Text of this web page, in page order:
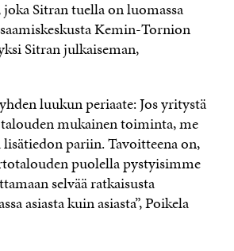
Sitran tuella on luomassa
Kemin-Tornion
Sitran julkaiseman,
luukun periaate: Jos yritystä
mukainen toiminta, me
pariin. Tavoitteena on,
puolella pystyisimme
selvää ratkaisusta
asiasta kuin asiasta”, Poikela